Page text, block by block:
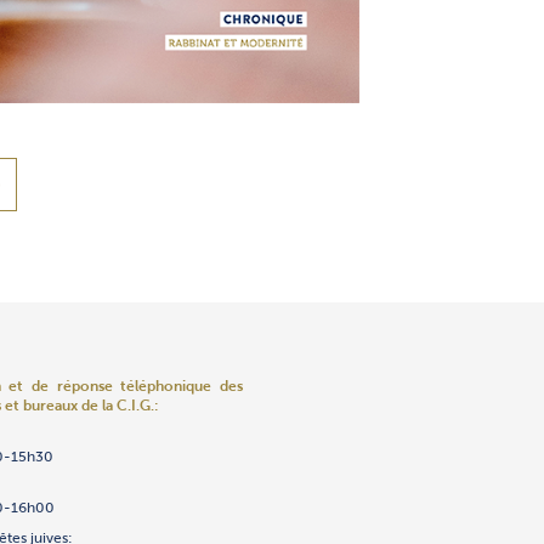
«Edmundo Safdié»
et de réponse téléphonique des
bureaux de la C.I.G.:
15h30
16h00
juives: